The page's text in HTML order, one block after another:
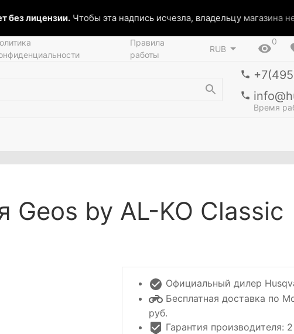
без лицензии.Чтобы эта надпись исчезла, владельцу магазина
Правила
работы
RUB
0
Время
Geos by AL-KO Classic
Официальный дилер
Бесплатная доставка по
руб.
Гарантия производителя: